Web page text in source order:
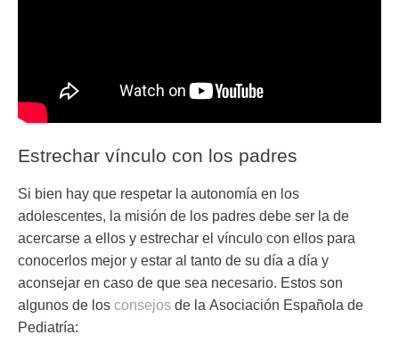
Estrechar vínculo con los padres
Si bien hay que respetar la autonomía en los
adolescentes, la misión de los padres debe ser la de
acercarse a ellos y estrechar el vínculo con ellos para
conocerlos mejor y estar al tanto de su día a día y
aconsejar en caso de que sea necesario. Estos son
algunos de los consejos de la Asociación Española de
Pediatría: